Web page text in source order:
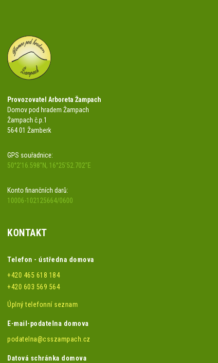
Provozovatel Arboreta Žampach
Domov pod hradem Žampach
Žampach č.p.1
564 01 Žamberk
GPS souřadnice:
50°2'16.598"N, 16°25'52.702"E
Konto finančních darů:
10006-102125664/0600
KONTAKT
Telefon - ústředna domova
+420 465 618 184
+420 603 569 564
Úplný telefonní seznam
E-mail-podatelna domova
podatelna@csszampach.cz
Datová schránka domova